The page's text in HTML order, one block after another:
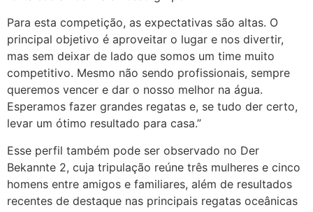
Para esta competição, as expectativas são altas. O
principal objetivo é aproveitar o lugar e nos divertir,
mas sem deixar de lado que somos um time muito
competitivo. Mesmo não sendo profissionais, sempre
queremos vencer e dar o nosso melhor na água.
Esperamos fazer grandes regatas e, se tudo der certo,
levar um ótimo resultado para casa.”
Esse perfil também pode ser observado no Der
Bekannte 2, cuja tripulação reúne três mulheres e cinco
homens entre amigos e familiares, além de resultados
recentes de destaque nas principais regatas oceânicas